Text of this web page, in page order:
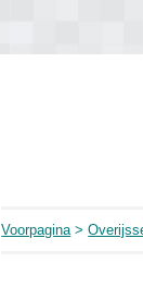
Voorpagina>